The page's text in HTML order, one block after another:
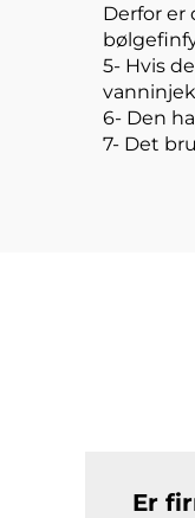
Derfor er
5- Hvis
6- Den
7- Det
Er